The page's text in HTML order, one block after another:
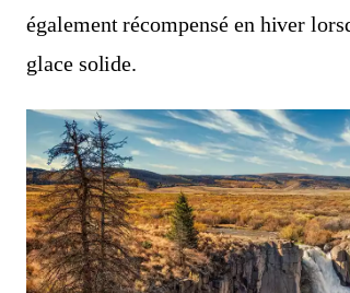
également récompensé en hiver
glace solide.